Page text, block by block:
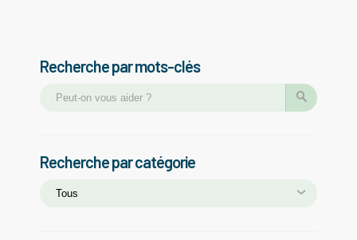
Recherche par mots-clés
Recherche par catégorie